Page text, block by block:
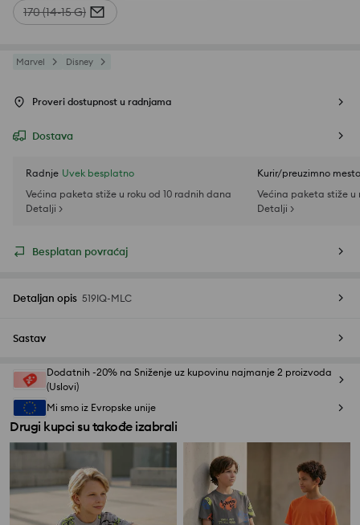
170 (14-15 G)
Marvel Disney
Proveri dostupnost u radnjama
Dostava
Radnje Uvek besplatno
Većina paketa stiže u roku od 10 radnih dana
Detalji >
Kurir/preuzimno mesto
Većina paketa stiže u
Detalji >
Besplatan povraćaj
Detaljan opis 519IQ-MLC
Sastav
Dodatnih -20% na Sniženje uz kupovinu najmanje 2 proizvoda
(Uslovi)
Mi smo iz Evropske unije
Drugi kupci su takođe izabrali